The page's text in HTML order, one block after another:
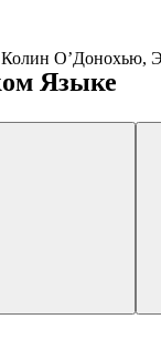
О’Донохью,
Языке